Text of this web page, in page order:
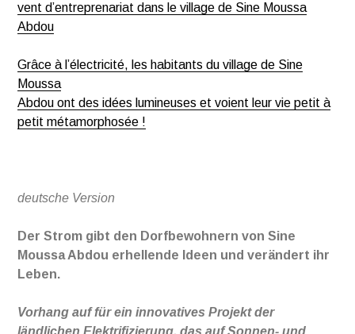
vent d’entreprenariat dans le village de Sine Moussa
Abdou
Grâce à l’électricité, les habitants du village de Sine
Moussa
Abdou ont des idées lumineuses et voient leur vie petit à
petit métamorphosée !
deutsche Version
Der Strom gibt den Dorfbewohnern von Sine
Moussa Abdou erhellende Ideen und verändert ihr
Leben.
Vorhang auf für ein innovatives Projekt der
ländlichen Elektrifizierung, das auf Sonnen- und